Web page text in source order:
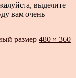
выделите
вам очень
размер 480 × 360